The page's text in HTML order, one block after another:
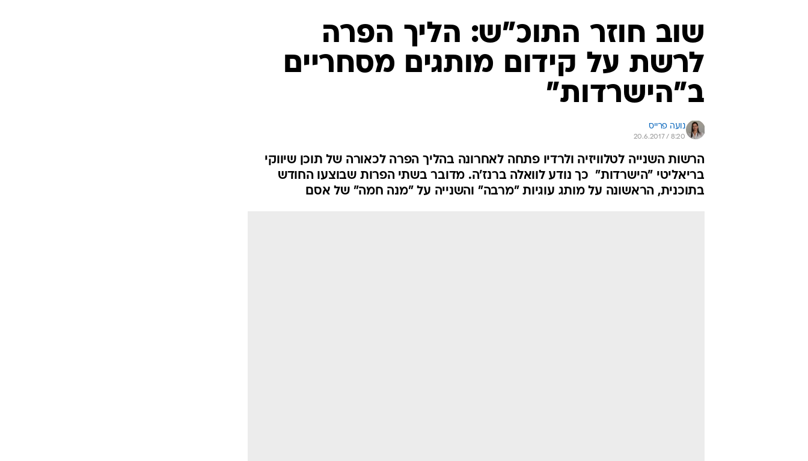
שוב חוזר התוכ"ש: הליך הפרה
לרשת על קידום מותגים מסחריים
ב"הישרדות"
נועה פרייס
20.6.2017 / 8:20
הרשות השנייה לטלוויזיה ולרדיו פתחה לאחרונה בהליך הפרה לכאורה של תוכן שיווקי
בריאליטי "הישרדות"  כך נודע לוואלה ברנז'ה. מדובר בשתי הפרות שבוצעו החודש
בתוכנית, הראשונה על מותג עוגיות "מרבה" והשנייה על "מנה חמה" של אסם